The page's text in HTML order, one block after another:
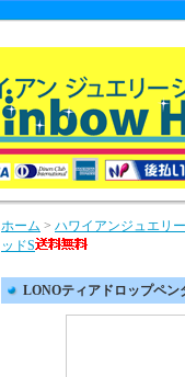
ホーム > ハワイアンジュエリ
ッドS
LONOティアドロップペン